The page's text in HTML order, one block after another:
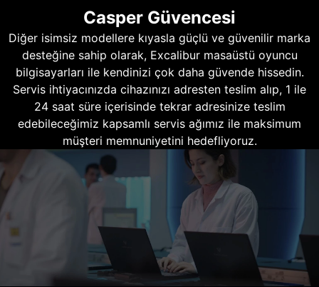
Casper Güvencesi
Diğer isimsiz modellere kıyasla güçlü ve güvenilir marka
desteğine sahip olarak, Excalibur masaüstü oyuncu
bilgisayarları ile kendinizi çok daha güvende hissedin.
Servis ihtiyacınızda cihazınızı adresten teslim alıp, 1 ile
24 saat süre içerisinde tekrar adresinize teslim
edebileceğimiz kapsamlı servis ağımız ile maksimum
müşteri memnuniyetini hedefliyoruz.